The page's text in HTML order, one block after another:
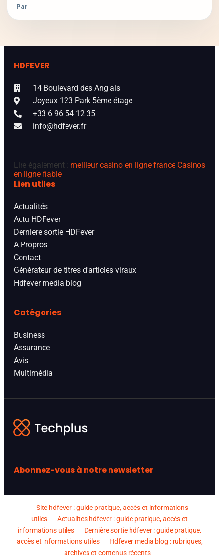
Par
HDFEVER
14 Boulevard des Anglais
Joyeux 123 Park 5ème étage
+33 6 96 54 12 35
info@hdfever.fr
Lire également : meilleur casino en ligne france Casinos
en ligne fiable
Lien utiles
Actualités
Actu HDFever
Derniere sortie HDFever
A Propros
Contact
Générateur de titres d'articles viraux
Hdfever media blog
Catégories
Business
Assurance
Avis
Multimédia
Abonnez-vous à notre newsletter
Site hdfever : guide pratique, accès et informations
utiles
Actualites hdfever : guide pratique, accès et
informations utiles
Dernière sortie hdfever : guide pratique,
accès et informations utiles
Hdfever media blog : rubriques,
archives et contenus récents